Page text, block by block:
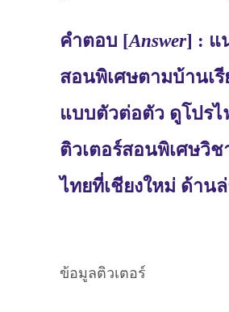
คำตอบ [Answer] : แ
สอนพิเศษตามบ้านเ
แบบตัวต่อตัว ดูโปรไ
ติวเตอร์สอนพิเศษวิช
ไทยที่เชียงใหม่ ด้าน
ข้อมูลติวเตอร์